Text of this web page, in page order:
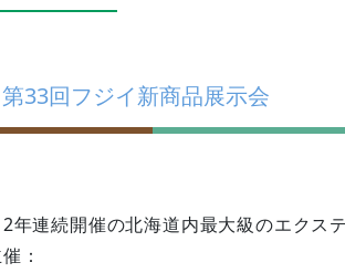
第33回フジイ新商品展示会
年連続開催の北海道内最大級のエクス
：